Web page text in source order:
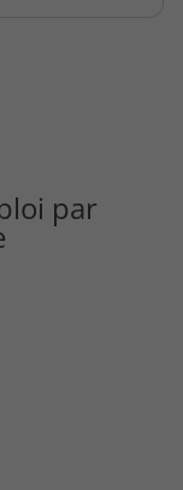
par